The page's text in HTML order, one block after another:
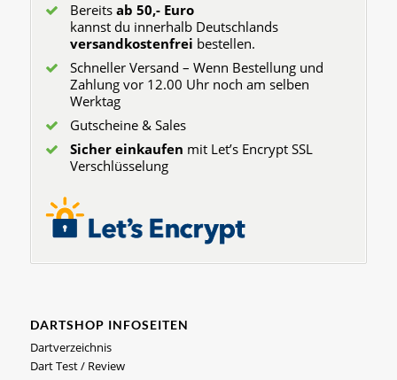
Bereits ab 50,- Euro
kannst du innerhalb Deutschlands
versandkostenfrei bestellen.
Schneller Versand – Wenn Bestellung und
Zahlung vor 12.00 Uhr noch am selben
Werktag
Gutscheine & Sales
Sicher einkaufen mit Let’s Encrypt SSL
Verschlüsselung
DARTSHOP INFOSEITEN
Dartverzeichnis
Dart Test / Review